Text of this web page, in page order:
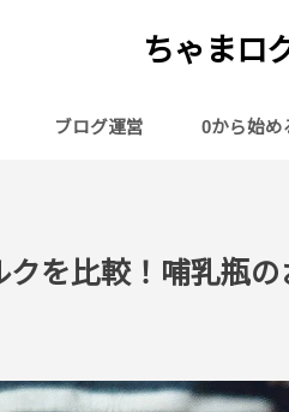
ちゃまロ
ブログ運営 0から始め
を比較！哺乳瓶